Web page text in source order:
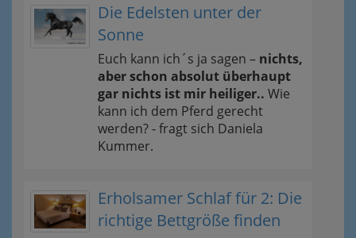
Die Edelsten unter der
Sonne
Euch kann ich´s ja sagen – nichts,
aber schon absolut überhaupt
gar nichts ist mir heiliger.. Wie
kann ich dem Pferd gerecht
werden? - fragt sich Daniela
Kummer.
Erholsamer Schlaf für 2: Die
richtige Bettgröße finden